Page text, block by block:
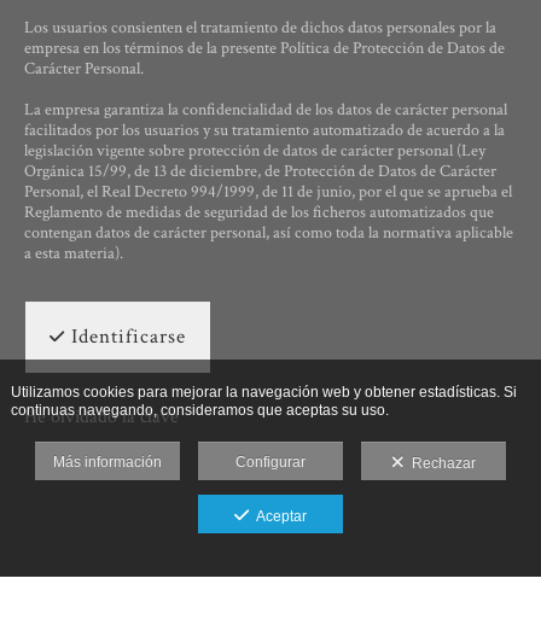
Los usuarios consienten el tratamiento de dichos datos personales por la
empresa en los términos de la presente Política de Protección de Datos de
Carácter Personal.
La empresa garantiza la confidencialidad de los datos de carácter personal
facilitados por los usuarios y su tratamiento automatizado de acuerdo a la
legislación vigente sobre protección de datos de carácter personal (Ley
Orgánica 15/99, de 13 de diciembre, de Protección de Datos de Carácter
Personal, el Real Decreto 994/1999, de 11 de junio, por el que se aprueba el
Reglamento de medidas de seguridad de los ficheros automatizados que
contengan datos de carácter personal, así como toda la normativa aplicable
a esta materia).
Identificarse
He olvidado la clave
Utilizamos cookies para mejorar la navegación web y obtener estadísticas. Si
continuas navegando, consideramos que aceptas su uso.
Más información Configurar Rechazar
Aceptar